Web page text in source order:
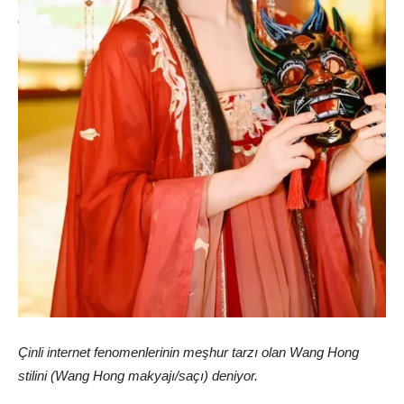
Çinli internet fenomenlerinin meşhur tarzı olan Wang Hong
stilini (Wang Hong makyajı/saçı) deniyor.